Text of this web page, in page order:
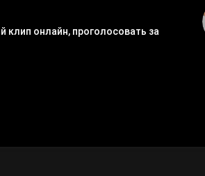
клип онлайн, проголосовать за